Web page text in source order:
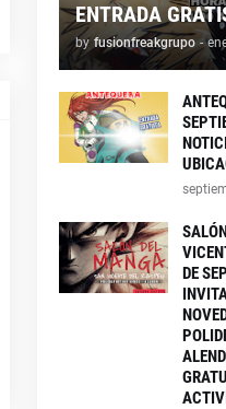
ENTRADA
by fusionfreakgrupo -
DE